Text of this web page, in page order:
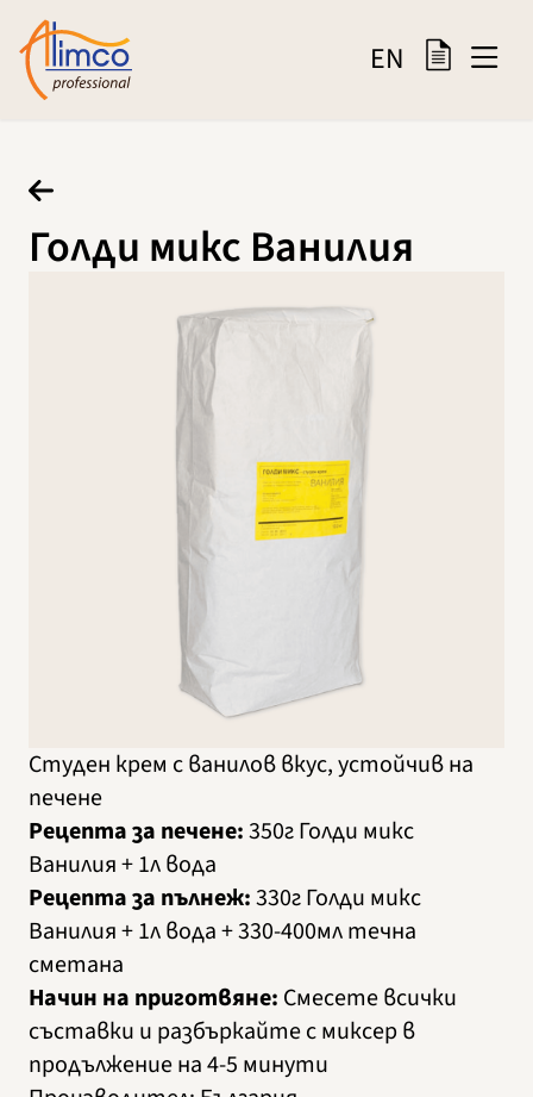
EN
Голди микс Ванилия
Студен крем с ванилов вкус, устойчив на
печене
Рецепта за печене:350г Голди микс
Ванилия + 1л вода
Рецепта за пълнеж:330г Голди микс
Ванилия + 1л вода + 330-400мл течна
сметана
Начин на приготвяне: Смесете всички
съставки и разбъркайте с миксер в
продължение на 4-5 минути